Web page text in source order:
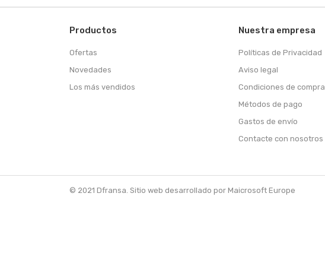
Productos
Ofertas
Novedades
Los más vendidos
Nuestra empresa
Políticas de Privacidad
Aviso legal
Condiciones de compra
Métodos de pago
Gastos de envío
Contacte con nosotros
© 2021 Dfransa. Sitio web desarrollado por Maicrosoft Europe